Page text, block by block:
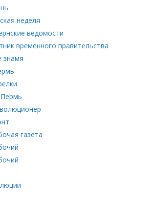
неделя
ведомости
временного правительства
знамя
газета